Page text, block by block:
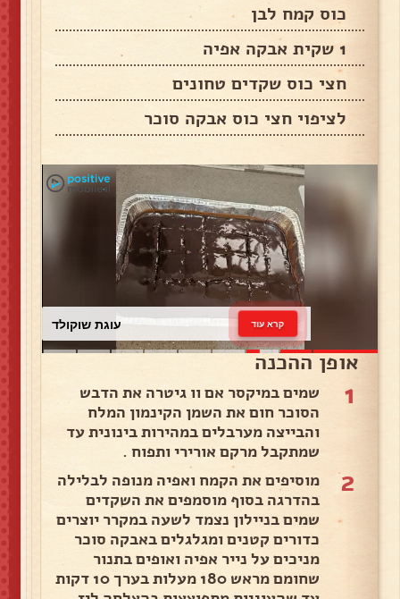
כוס קמח לבן
1 שקית אבקה אפיה
חצי כוס שקדים טחונים
לציפוי חצי כוס אבקה סוכר
עוגת שוקולד קרא עוד
אופן ההכנה
1
שמים במיקסר אם וו גיטרה את הדבש
הסוכר חום את השמן הקינמון המלח
והבייצה מערבלים במהירות בינונית עד
שמתקבל מרקם אורירי ותפוח .
2
מוסיפים את הקמח ואפיה מנופה לבלילה
בהדרגה בסוף מוסמפים את השקדים
שמים בניילון נצמד לשעה במקרר יוצרים
כדורים קטנים ומגלגלים באבקה סוכר
מניכים על נייר אפיה ואופים בתנור
שחומם מראש 180 מעלות בערך 10 דקות